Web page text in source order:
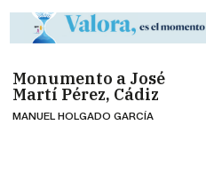
Monumento a José
Martí Pérez, Cádiz
MANUEL HOLGADO GARCÍA